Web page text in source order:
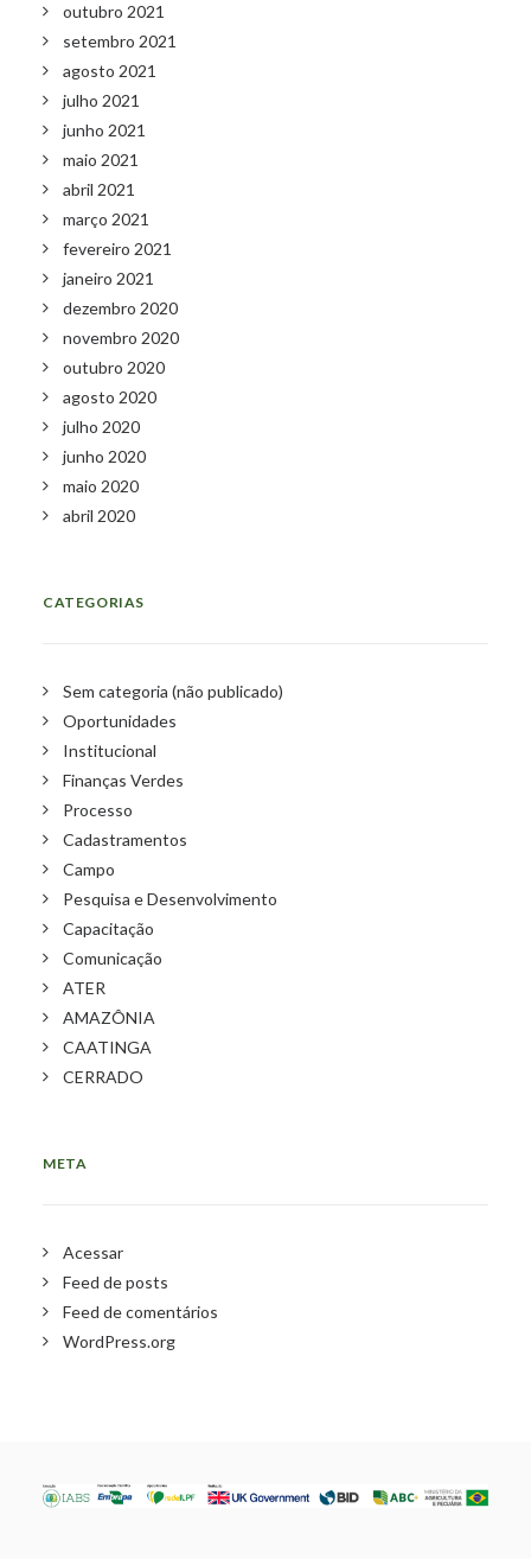
outubro 2021
setembro 2021
agosto 2021
julho 2021
junho 2021
maio 2021
abril 2021
março 2021
fevereiro 2021
janeiro 2021
dezembro 2020
novembro 2020
outubro 2020
agosto 2020
julho 2020
junho 2020
maio 2020
abril 2020
CATEGORIAS
Sem categoria (não publicado)
Oportunidades
Institucional
Finanças Verdes
Processo
Cadastramentos
Campo
Pesquisa e Desenvolvimento
Capacitação
Comunicação
ATER
AMAZÔNIA
CAATINGA
CERRADO
META
Acessar
Feed de posts
Feed de comentários
WordPress.org